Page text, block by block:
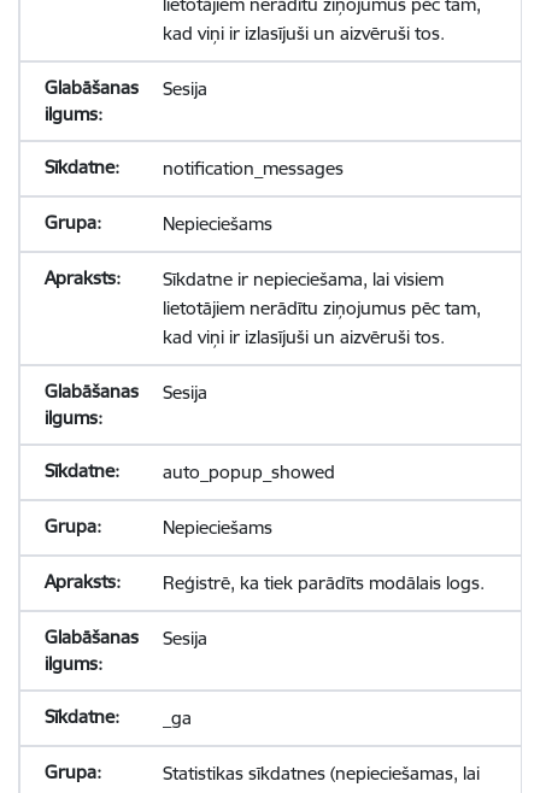
kad viņi ir izlasījuši un aizvēruši tos.
Sesija
notification_messages
Nepieciešams
Sīkdatne ir nepieciešama, lai visiem
lietotājiem nerādītu ziņojumus pēc tam,
kad viņi ir izlasījuši un aizvēruši tos.
Sesija
auto_popup_showed
Nepieciešams
Reģistrē, ka tiek parādīts modālais logs.
Sesija
_ga
Statistikas sīkdatnes (nepieciešamas, lai